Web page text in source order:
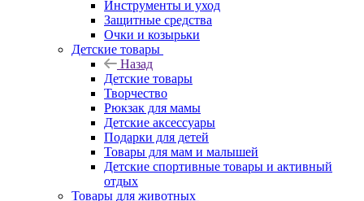
Инструменты и уход
Защитные средства
Очки и козырьки
Детские товары
Назад
Детские товары
Творчество
Рюкзак для мамы
Детские аксессуары
Подарки для детей
Товары для мам и малышей
Детские спортивные товары и активный
отдых
Товары для животных